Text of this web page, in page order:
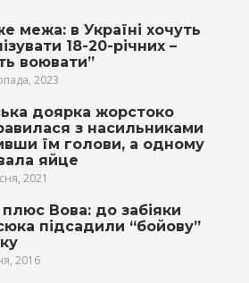
межа: в Україні хочуть
18-20-річних –
воювати”
2023
доярка жорстоко
з насильниками
їм голови, а одному
яйце
2021
Вова: до забіяки
підсадили “бойову”
2016